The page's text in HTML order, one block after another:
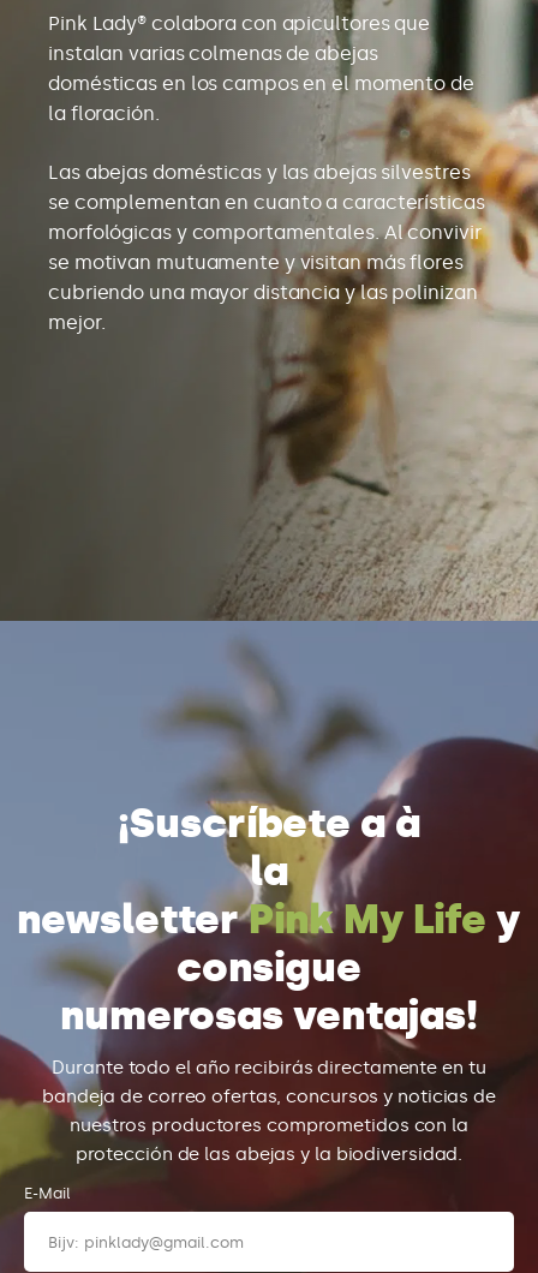
Pink Lady® colabora con apicultores que
instalan varias colmenas de abejas
domésticas en los campos en el momento de
la floración.
Las abejas domésticas y las abejas silvestres
se complementan en cuanto a características
morfológicas y comportamentales. Al convivir
se motivan mutuamente y visitan más flores
cubriendo una mayor distancia y las polinizan
mejor.
¡Suscríbete a à
la
newsletterPink My Life y
consigue
numerosas ventajas!
Durante todo el año recibirás directamente en tu
bandeja de correo ofertas, concursos y noticias de
nuestros productores comprometidos con la
protección de las abejas y la biodiversidad.
E-Mail